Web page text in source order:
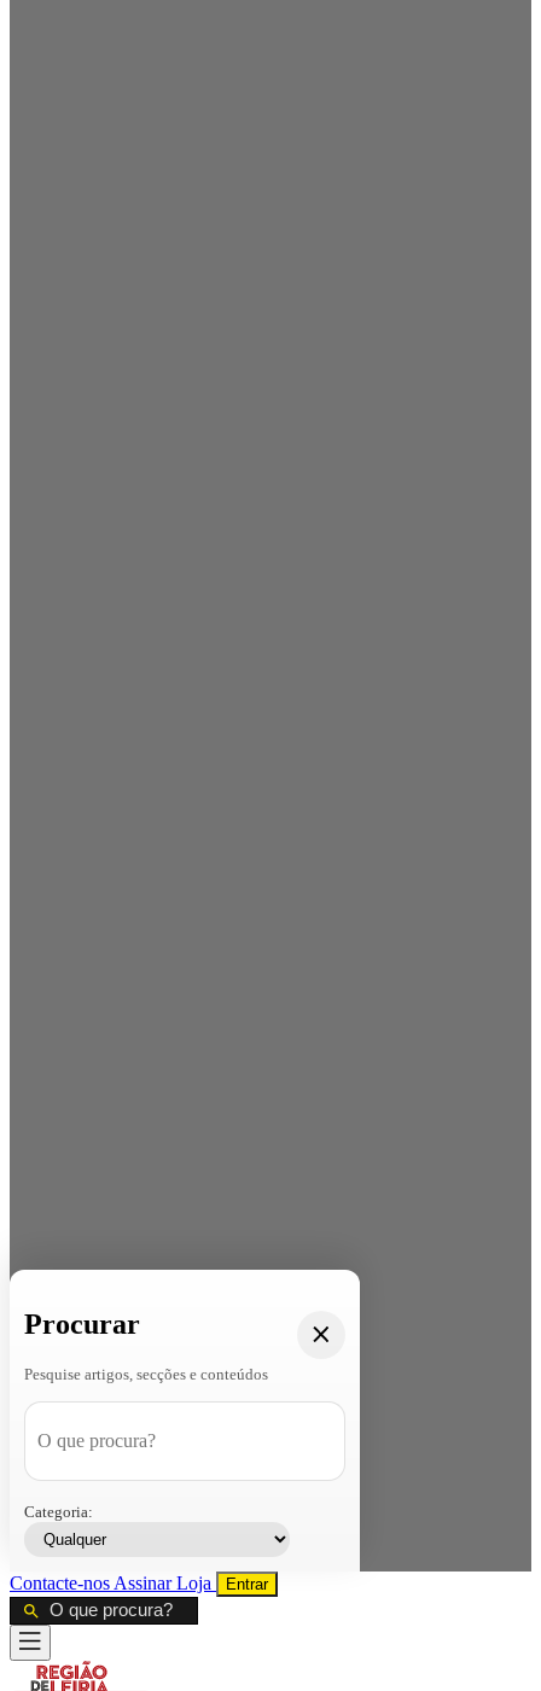
Procurar
Pesquise artigos, secções e conteúdos
Categoria:
Contacte-nos AssinarLoja Entrar